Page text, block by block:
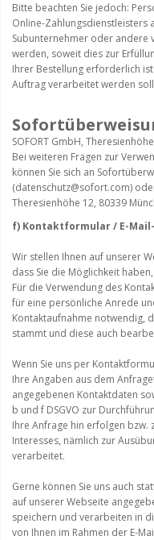
Bitte beachten Sie jedoch:
Online-Zahlungsdienstleisters
Subunternehmer oder andere
werden, soweit dies zur
Ihrer Bestellung erforderlich
Auftrag verarbeitet werden
SOFORT GmbH,
Bei weiteren Fragen zur
können Sie sich an
(datenschutz@sofort.com)
Theresienhöhe 12, 80339
f) Kontaktformular / E-
Wir stellen Ihnen auf unserer
dass Sie die Möglichkeit
Für die Verwendung des
für eine persönliche Anrede
Kontaktaufnahme notwendig,
stammt und diese auch
Wenn Sie uns per
Ihre Angaben aus dem
angegebenen Kontaktdaten
b und f DSGVO zur
Ihre Anfrage hin erfolgen bzw.
Interesses, nämlich zur
verarbeitet.
Gerne können Sie uns auch
auf unserer Webseite
speichern und verarbeiten in
von Ihnen im Rahmen der E-